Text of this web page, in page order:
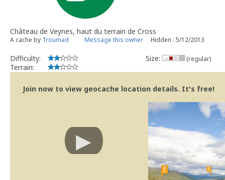
Château de Veynes, haut du terrain de Cross
A cache by Troumad Message this owner Hidden : 5/12/2013
Difficulty:
Terrain:
Size: (regular)
Join now to view geocache location details. It's free!